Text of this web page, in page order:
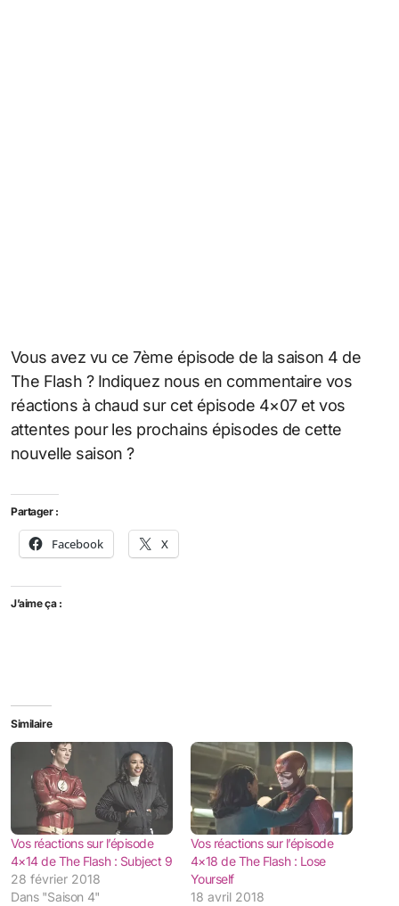
Vous avez vu ce 7ème épisode de la saison 4 de
The Flash ? Indiquez nous en commentaire vos
réactions à chaud sur cet épisode 4×07 et vos
attentes pour les prochains épisodes de cette
nouvelle saison ?
Partager :
Facebook X
J’aime ça :
Similaire
Vos réactions sur l’épisode
4×14 de The Flash : Subject 9
28 février 2018
Dans "Saison 4"
Vos réactions sur l’épisode
4×18 de The Flash : Lose
Yourself
18 avril 2018